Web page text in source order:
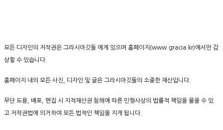
모든 디자인의 저작권은 그라시아깃들 에게 있으며 홈페이지(www.gracia.kr)에서만 감
상할 수 있습니다.
홈페이지 내의 모든 사진, 디자인 및 글은 그라시아깃들의 소중한 재산입니다.
무단 도용, 배포, 편집 시 지적재산권 침해에 따른 민형사상의 법률적 책임을 물을 수 있
고 저작권법에 의거하여 모든 법적인 책임을 지게 됩니다.